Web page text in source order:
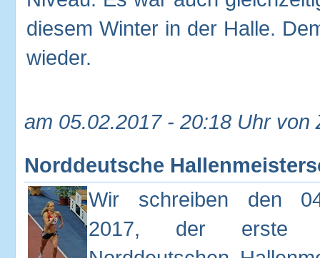
diesem Winter in der Halle.
wieder.
am 05.02.2017 - 20:18 Uhr von
Norddeutsche
Wir schreiben den
2017, der erste